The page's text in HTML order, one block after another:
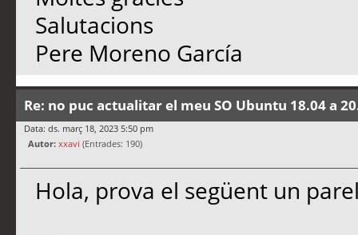
Salutacions
Pere Moreno García
Re: no puc actualitar el meu SO Ubuntu 18.04 a
Data: ds. març 18, 2023 5:50 pm
Autor: xxavi (Entrades: 190)
Hola, prova el següent un